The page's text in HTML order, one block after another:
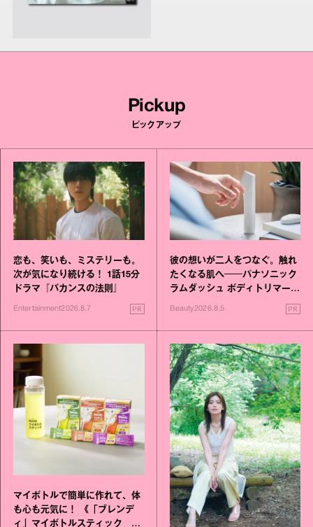
Pickup
ピックアップ
恋も、笑いも、ミステリーも。
次が気になり続ける！ 1話15分
ドラマ『バカンスの法則』
Entertainment2026.8.7 PR
彼の想いが二人をつなぐ。触れ
たくなる肌へ──パナソニック
ラムダッシュ ボディトリマーが
進化！
Beauty2026.8.5 PR
マイボトルで簡単に作れて、体
も心も元気に！ 《「ブレンデ
ィ」マイボトルスティック い